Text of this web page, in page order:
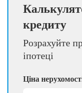
кредиту
Розрахуйте
іпотеці
Ціна